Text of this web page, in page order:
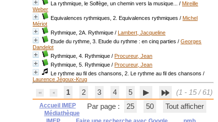
La rythmique, le Solfège, un chemin vers la musique...
/Mireille
Weber
Equivalences rythmiques, 2. Equivalences rythmiques /Michel
Mériot
Rythmique, 2A. Rythmique /Lambert, Jacqueline
Etude du rythme, 3. Etude du rythme : en cinq parties /Georges
Dandelot
Rythmique, 4. Rythmique /Procureur, Jean
Rythmique, 5. Rythmique /Procureur, Jean
Le rythme au fil des chansons, 2. Le rythme au fil des chansons /
Laurence Jégoux-Krug
1 2 3 4 5
(1 - 15 / 61)
Par page :
25 50 Tout afficher
Accueil IMEP
Médiathèque